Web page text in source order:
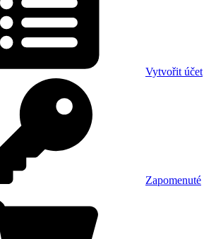
Vytvořit účet
Zapomenuté